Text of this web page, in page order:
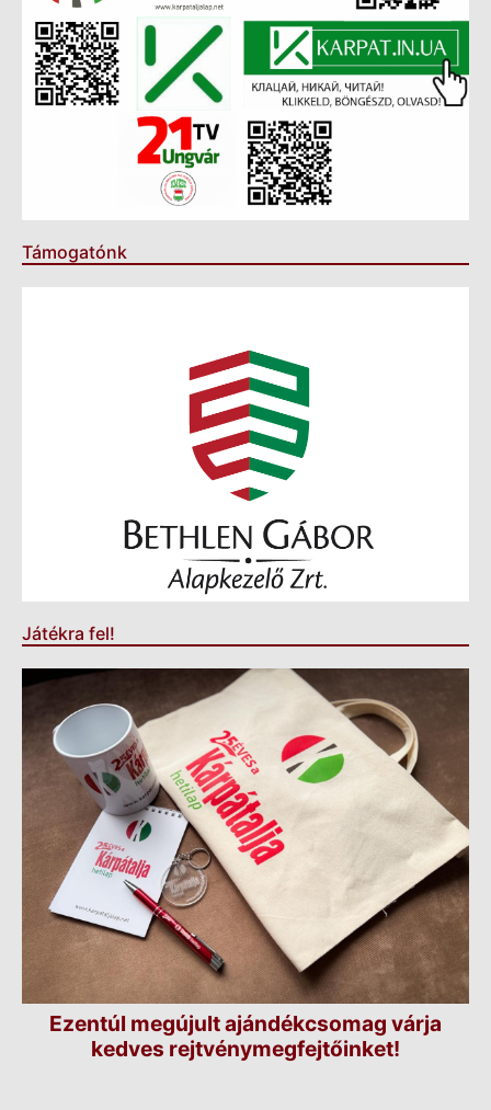
Támogatónk
Játékra fel!
Ezentúl megújult ajándékcsomag várja
kedves rejtvénymegfejtőinket!